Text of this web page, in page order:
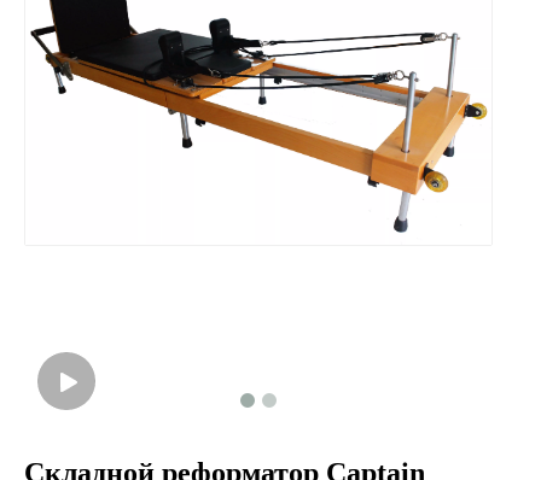
Складной реформатор Captain